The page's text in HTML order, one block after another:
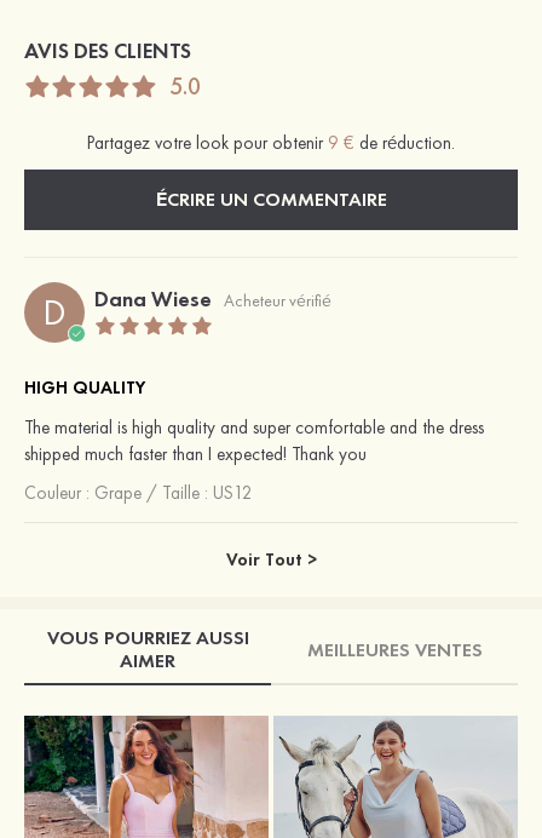
AVIS DES CLIENTS
5.0
Partagez votre look pour obtenir 9 € de réduction.
ÉCRIRE UN COMMENTAIRE
D Dana Wiese Acheteur vérifié
HIGH QUALITY
The material is high quality and super comfortable and the dress
shipped much faster than I expected! Thank you
Couleur : Grape / Taille : US12
Voir Tout >
VOUS POURRIEZ AUSSI
AIMER
MEILLEURES VENTES